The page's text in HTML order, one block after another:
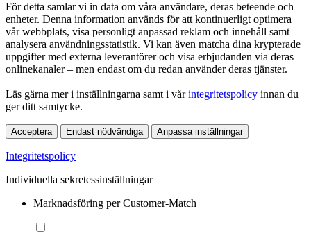
För detta samlar vi in data om våra användare, deras beteende och
enheter. Denna information används för att kontinuerligt optimera
vår webbplats, visa personligt anpassad reklam och innehåll samt
analysera användningsstatistik. Vi kan även matcha dina krypterade
uppgifter med externa leverantörer och visa erbjudanden via deras
onlinekanaler – men endast om du redan använder deras tjänster.
Läs gärna mer i inställningarna samt i vårintegritetspolicy innan du
ger ditt samtycke.
Acceptera Endast nödvändiga Anpassa inställningar
Integritetspolicy
Individuella sekretessinställningar
Marknadsföring per Customer-Match